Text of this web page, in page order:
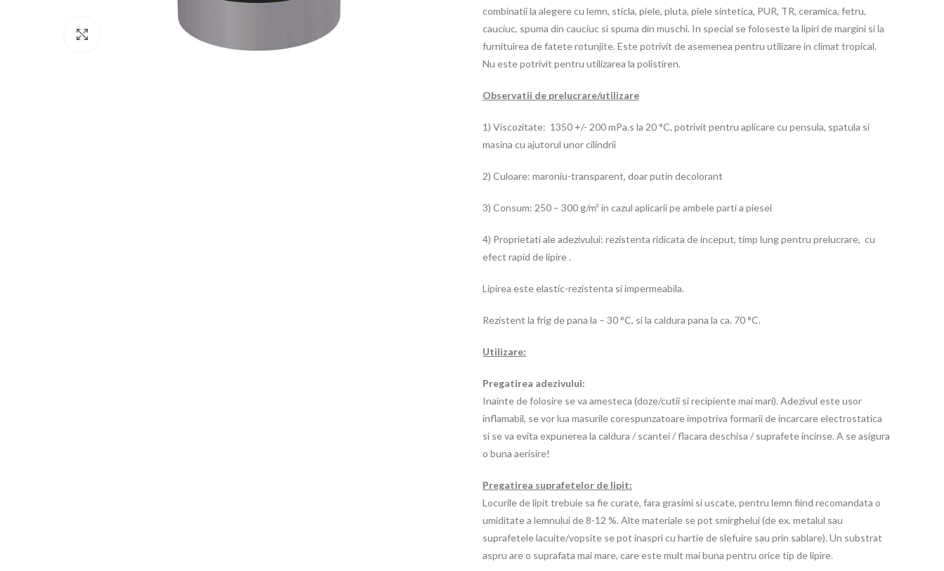
combinatii la alegere cu lemn, sticla, piele, pluta, piele sintetica, PUR, TR, ceramica, fetru,
cauciuc, spuma din cauciuc si spuma din muschi. In special se foloseste la lipiri de margini si la
furnituirea de fatete rotunjite. Este potrivit de asemenea pentru utilizare in climat tropical.
Nu este potrivit pentru utilizarea la polistiren.
Observatii de prelucrare/utilizare
1) Viscozitate: 1350 +/- 200 mPa.s la 20 °C, potrivit pentru aplicare cu pensula, spatula si
masina cu ajutorul unor cilindrii
2) Culoare: maroniu-transparent, doar putin decolorant
3) Consum: 250 – 300 g/m² in cazul aplicarii pe ambele parti a piesei
4) Proprietati ale adezivului: rezistenta ridicata de inceput, timp lung pentru prelucrare, cu
efect rapid de lipire .
Lipirea este elastic-rezistenta si impermeabila.
Rezistent la frig de pana la – 30 °C, si la caldura pana la ca. 70 °C.
Utilizare:
Pregatirea adezivului:
Inainte de folosire se va amesteca (doze/cutii si recipiente mai mari). Adezivul este usor
inflamabil, se vor lua masurile corespunzatoare impotriva formarii de incarcare electrostatica
si se va evita expunerea la caldura / scantei / flacara deschisa / suprafete incinse. A se asigura
o buna aerisire!
Pregatirea suprafetelor de lipit:
Locurile de lipit trebuie sa fie curate, fara grasimi si uscate, pentru lemn fiind recomandata o
umiditate a lemnului de 8-12 %. Alte materiale se pot smirghelui (de ex. metalul sau
suprafetele lacuite/vopsite se pot inaspri cu hartie de slefuire sau prin sablare). Un substrat
aspru are o suprafata mai mare, care este mult mai buna pentru orice tip de lipire.